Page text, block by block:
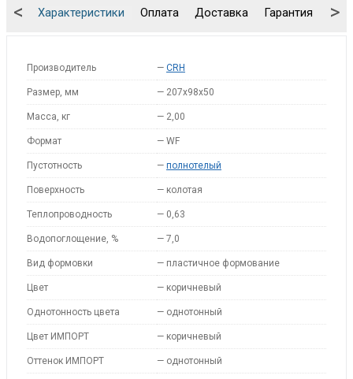
Характеристики Оплата Доставка Гарантия
< >
Производитель — CRH
Размер, мм — 207x98x50
Масса, кг — 2,00
Формат — WF
Пустотность — полнотелый
Поверхность — колотая
Теплопроводность — 0,63
Водопоглощение, % — 7,0
Вид формовки — пластичное формование
Цвет — коричневый
Однотонность цвета — однотонный
Цвет ИМПОРТ — коричневый
Оттенок ИМПОРТ — однотонный